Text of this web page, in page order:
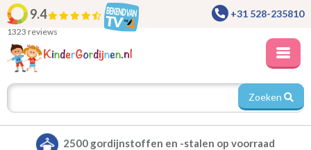
9.4
1323 reviews
+31 528-235810
Zoeken
Alle gordijnen verduisterend leverbaar